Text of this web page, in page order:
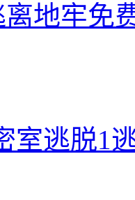
地牢免
室逃脱1